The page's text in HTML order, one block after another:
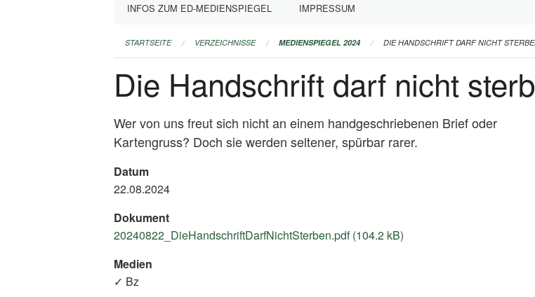
INFOS ZUM ED-MEDIENSPIEGEL IMPRESSUM
STARTSEITE VERZEICHNISSE MEDIENSPIEGEL 2024 DIE HANDSCHRIFT DARF NICHT
Die Handschrift darf nicht
Wer von uns freut sich nicht an einem handgeschriebenen Brief oder
Kartengruss? Doch sie werden seltener, spürbar rarer.
Datum
22.08.2024
Dokument
20240822_DieHandschriftDarfNichtSterben.pdf (104.2 kB)
Medien
✓ Bz